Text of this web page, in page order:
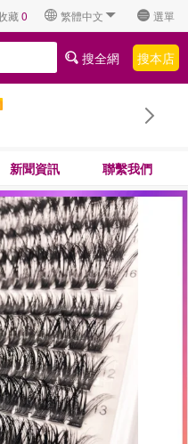
藏0 繁體中文 選單
搜全網 搜本店
新聞資訊 聯繫我們